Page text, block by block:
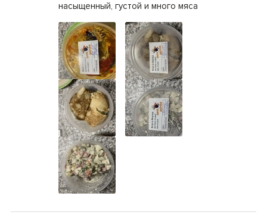
насыщенный, густой и много мяса